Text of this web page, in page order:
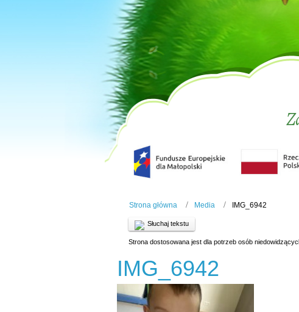
Strona główna Media IMG_6942
Słuchaj tekstu
Strona dostosowana jest dla potrzeb osób
IMG_6942